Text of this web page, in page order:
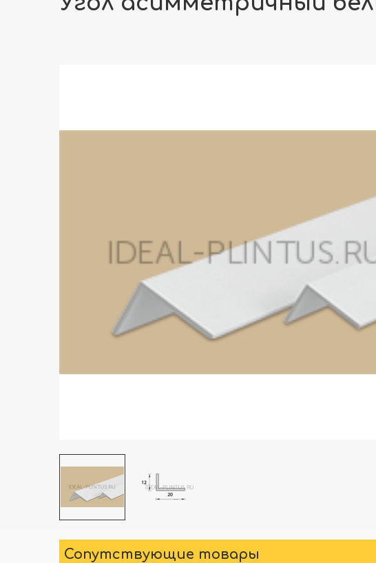
Сопутствующие товары